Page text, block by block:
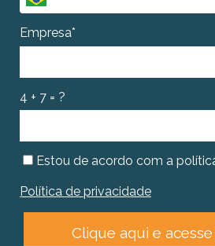
Empresa*
4 + 7 = ?
Estou de acordo com a
Política de privacidade
Clique aqui e